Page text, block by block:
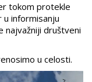
tokom protekle
informisanju
najvažniji društveni
u celosti.